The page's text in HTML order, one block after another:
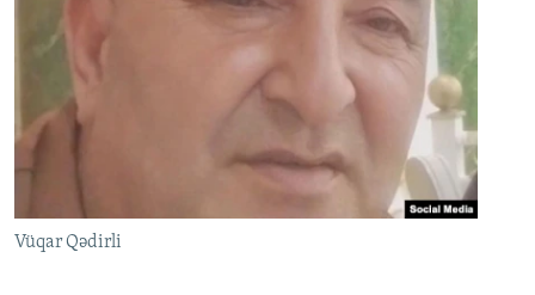
Vüqar Qədirli